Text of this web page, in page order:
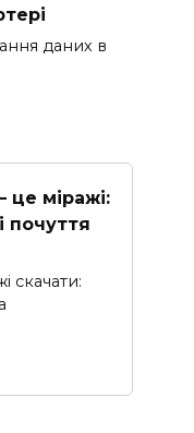
даних в
це міражі:
почуття
скачати: